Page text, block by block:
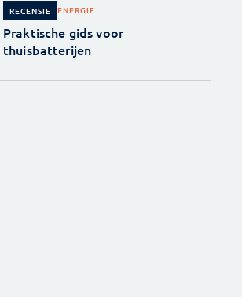
RECENSIE ENERGIE
Praktische gids voor
thuisbatterijen